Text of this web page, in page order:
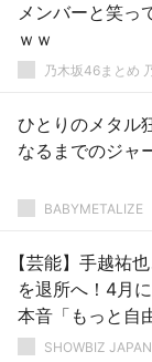
メンバーと笑っ
ｗｗ
乃木坂46まとめ
ひとりのメタル
なるまでのジャ
BABYMETALIZE
【芸能】手越祐
を退所へ！4月
本音「もっと自
SHOWBIZ JAPAN